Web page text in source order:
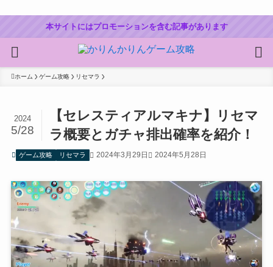
本サイトにはプロモーションを含む記事があります
ホーム ゲーム攻略 リセマラ
【セレスティアルマキナ】リセマ
ラ概要とガチャ排出確率を紹介！
2024
5/28
ゲーム攻略 リセマラ 2024年3月29日 2024年5月28日